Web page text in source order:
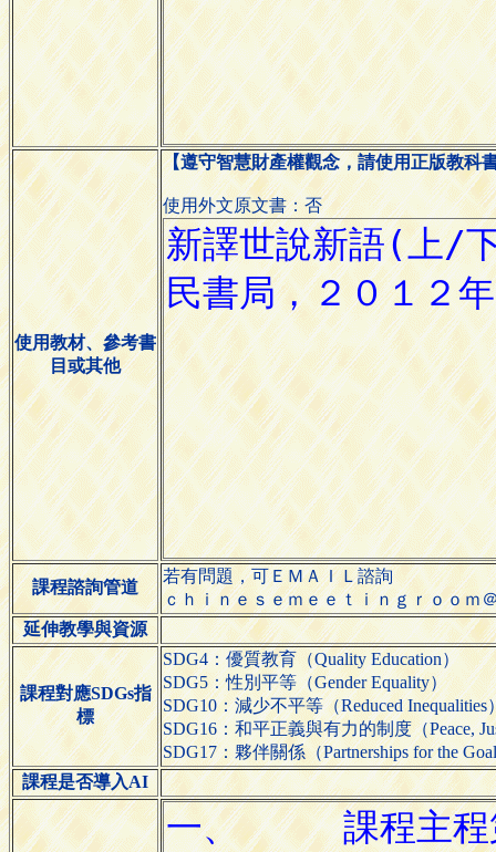
使用教材、參考書
目或其他
【遵守智慧財產權觀念，請使用正版教科
使用外文原文書：否
課程諮詢管道
若有問題，可ＥＭＡＩＬ諮詢
ｃｈｉｎｅｓｅｍｅｅｔｉｎｇｒｏｏｍ
延伸教學與資源
課程對應SDGs指
標
SDG4：優質教育（Quality Education）
SDG5：性別平等（Gender Equality）
SDG10：減少不平等（Reduced Inequalities
SDG16：和平正義與有力的制度（Peace,
SDG17：夥伴關係（Partnerships for the
課程是否導入AI